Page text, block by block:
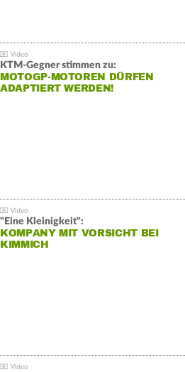
KTM-Gegner stimmen zu:
MOTOGP-MOTOREN DÜRFEN
ADAPTIERT WERDEN!
"Eine Kleinigkeit":
KOMPANY MIT VORSICHT BEI
KIMMICH